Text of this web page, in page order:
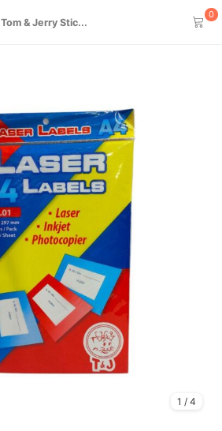
Tom & Jerry Stic...
0
1 / 4